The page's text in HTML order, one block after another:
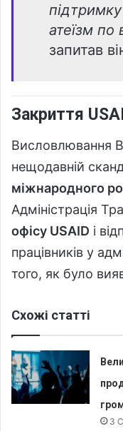
атеїзм по
запитав
Закриття
Висловлювання
нещодавній
міжнародного
Адміністрація
офісу USAID і
працівників у
того, як було
Схожі статті
3